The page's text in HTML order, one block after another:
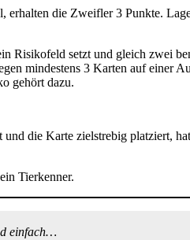
die Zweifler 3 Punkte.
Risikofeld setzt und gleich zwei
mindestens 3 Karten auf einer
gehört dazu.
die Karte zielstrebig platziert,
Tierkenner.
einfach…